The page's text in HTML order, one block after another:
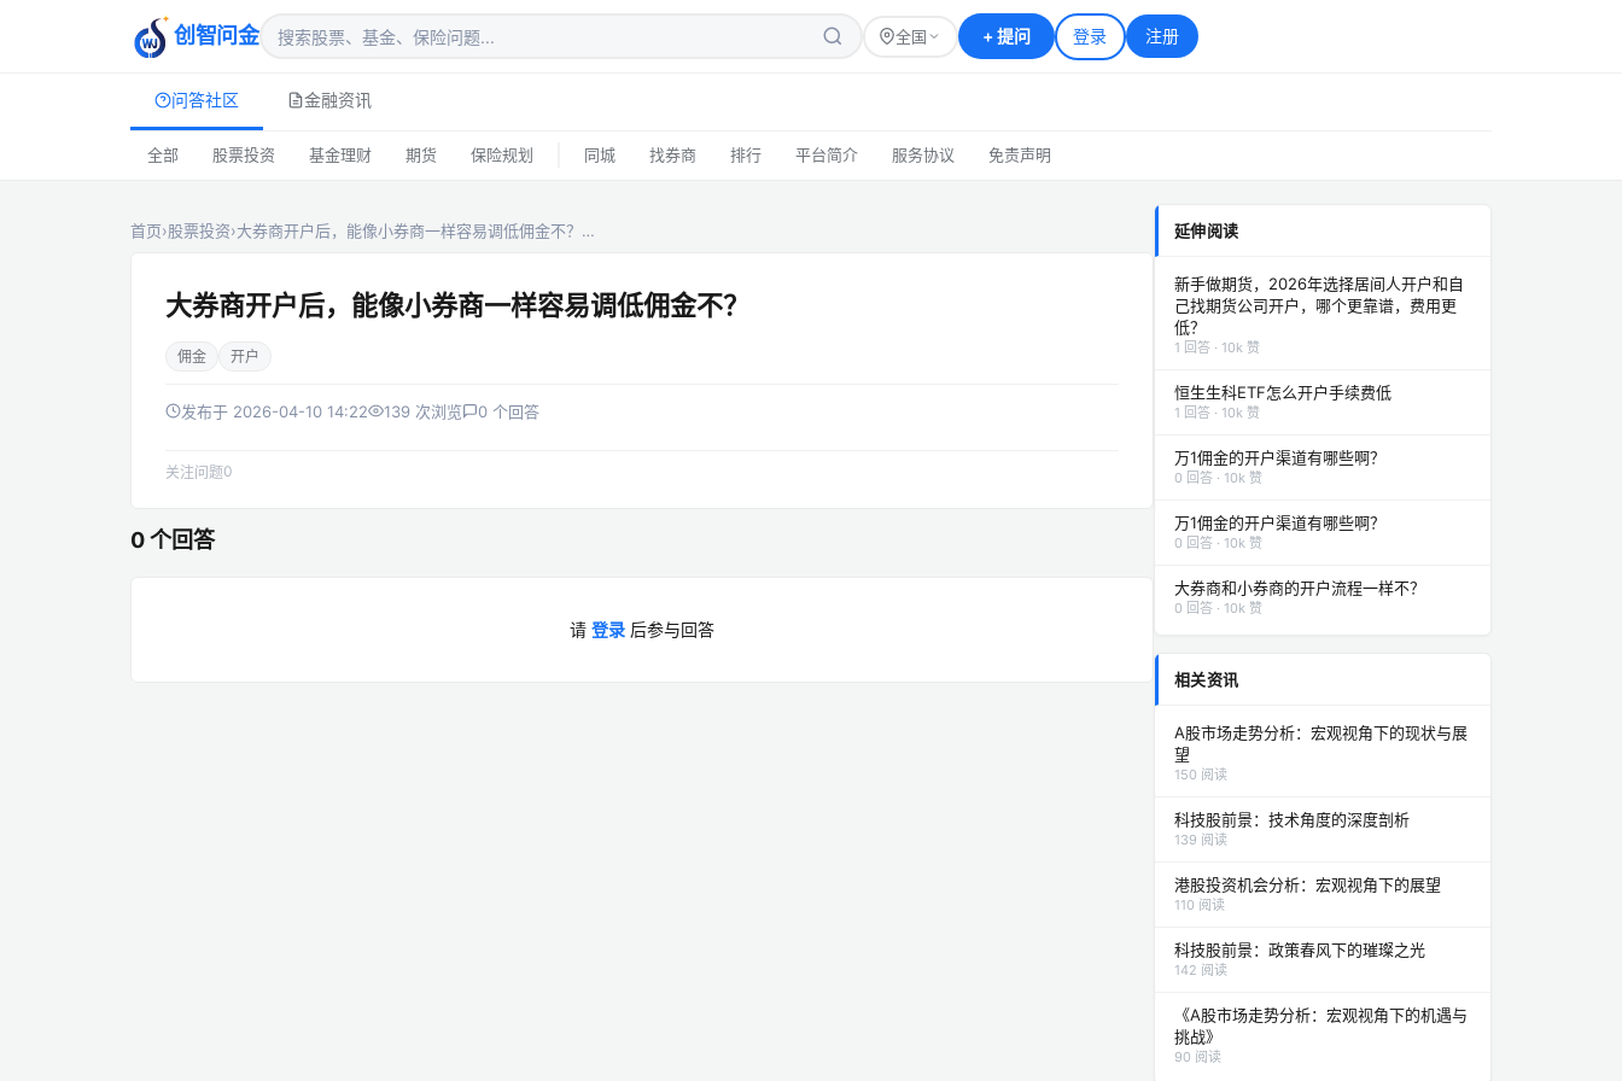
创智问金 全国 +提问 登录 注册
问答社区 金融资讯
全部 股票投资 基金理财 期货 保险规划 同城 找券商 排行 平台简介 服务协议 免责声明
首页›股票投资›大券商开户后，能像小券商一样容易调低佣金不？…
大券商开户后，能像小券商一样容易调低佣金不？
佣金 开户
发布于 2026-04-10 14:22 139 次浏览 0 个回答
关注问题0
0 个回答
请 登录 后参与回答
延伸阅读
新手做期货，2026年选择居间人开户和自
己找期货公司开户，哪个更靠谱，费用更
低？
1 回答 · 10k 赞
恒生生科ETF怎么开户手续费低
1 回答 · 10k 赞
万1佣金的开户渠道有哪些啊？
0 回答 · 10k 赞
万1佣金的开户渠道有哪些啊？
0 回答 · 10k 赞
大券商和小券商的开户流程一样不？
0 回答 · 10k 赞
相关资讯
A股市场走势分析：宏观视角下的现状与展
望
150 阅读
科技股前景：技术角度的深度剖析
139 阅读
港股投资机会分析：宏观视角下的展望
110 阅读
科技股前景：政策春风下的璀璨之光
142 阅读
《A股市场走势分析：宏观视角下的机遇与
挑战》
90 阅读